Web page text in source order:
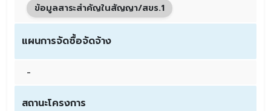
ข้อมูลสาระสำคัญในสัญญา/สขร.1
แผนการจัดซื้อจัดจ้าง
-
สถานะโครงการ